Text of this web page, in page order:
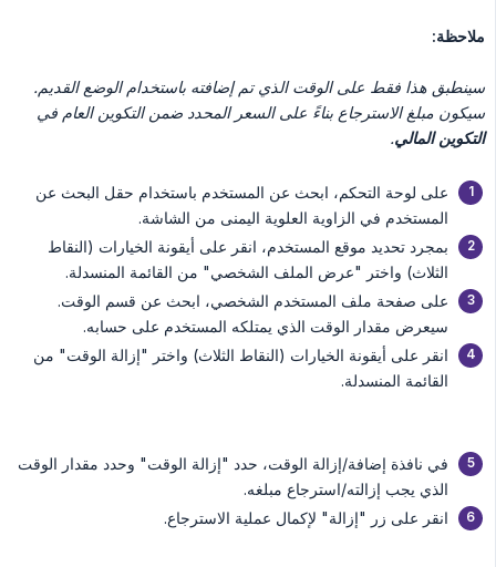
ملاحظة:
سيكون مبلغ الاسترجاع بناءً على السعر المحدد ضمن التكوين العام في
التكوين المالي.
على لوحة التحكم، ابحث عن المستخدم باستخدام حقل البحث عن
المستخدم في الزاوية العلوية اليمنى من الشاشة.
بمجرد تحديد موقع المستخدم، انقر على أيقونة الخيارات (النقاط
الثلاث) واختر "عرض الملف الشخصي" من القائمة المنسدلة.
على صفحة ملف المستخدم الشخصي، ابحث عن قسم الوقت.
سيعرض مقدار الوقت الذي يمتلكه المستخدم على حسابه.
انقر على أيقونة الخيارات (النقاط الثلاث) واختر "إزالة الوقت" من
القائمة المنسدلة.
في نافذة إضافة/إزالة الوقت، حدد "إزالة الوقت" وحدد مقدار الوقت
الذي يجب إزالته/استرجاع مبلغه.
انقر على زر "إزالة" لإكمال عملية الاسترجاع.